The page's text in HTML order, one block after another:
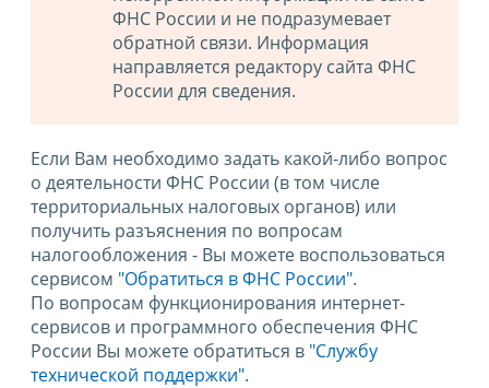
ФНС России и не подразумевает
обратной связи. Информация
направляется редактору сайта ФНС
России для сведения.
Если Вам необходимо задать какой-либо вопрос
о деятельности ФНС России (в том числе
территориальных налоговых органов) или
получить разъяснения по вопросам
налогообложения - Вы можете воспользоваться
сервисом "Обратиться в ФНС России".
По вопросам функционирования интернет-
сервисов и программного обеспечения ФНС
России Вы можете обратиться в "Службу
технической поддержки".